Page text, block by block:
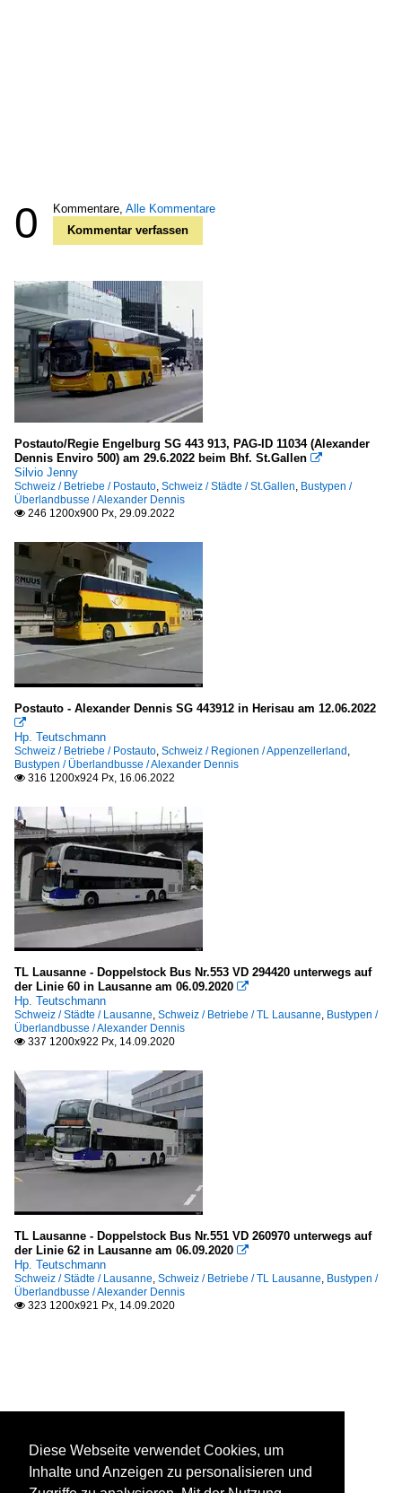
0 Kommentare, Alle Kommentare
Kommentar verfassen
Postauto/Regie Engelburg SG 443 913, PAG-ID 11034 (Alexander
Dennis Enviro 500) am 29.6.2022 beim Bhf. St.Gallen 
Silvio Jenny
Schweiz / Betriebe / Postauto Schweiz / Städte / St.Gallen Bustypen /
Überlandbusse / Alexander Dennis
 246 1200x900 Px, 29.09.2022
Postauto - Alexander Dennis SG 443912 in Herisau am 12.06.2022

Hp. Teutschmann
Schweiz / Betriebe / Postauto Schweiz / Regionen / Appenzellerland
Bustypen / Überlandbusse / Alexander Dennis
 316 1200x924 Px, 16.06.2022
TL Lausanne - Doppelstock Bus Nr.553 VD 294420 unterwegs auf
der Linie 60 in Lausanne am 06.09.2020 
Hp. Teutschmann
Schweiz / Städte / Lausanne Schweiz / Betriebe / TL Lausanne Bustypen /
Überlandbusse / Alexander Dennis
 337 1200x922 Px, 14.09.2020
TL Lausanne - Doppelstock Bus Nr.551 VD 260970 unterwegs auf
der Linie 62 in Lausanne am 06.09.2020 
Hp. Teutschmann
Schweiz / Städte / Lausanne Schweiz / Betriebe / TL Lausanne Bustypen /
Überlandbusse / Alexander Dennis
 323 1200x921 Px, 14.09.2020
Diese Webseite verwendet Cookies, um
Inhalte und Anzeigen zu personalisieren und